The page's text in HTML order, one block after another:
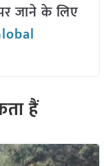
जाने के लिए
हैं